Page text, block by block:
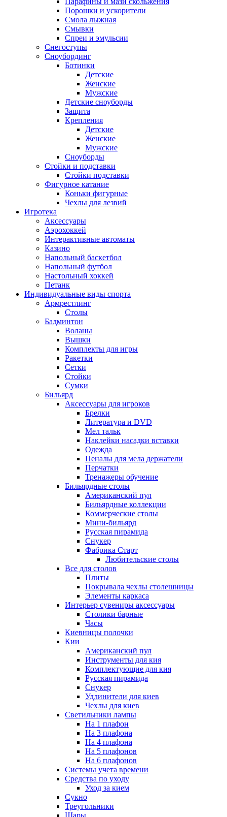
Порошки и ускорители
Смола лыжная
Смывки
Спреи и эмульсии
Снегоступы
Сноубординг
Ботинки
Детские
Женские
Мужские
Детские сноуборды
Защита
Крепления
Детские
Женские
Мужские
Сноуборды
Стойки и подставки
Cтойки подставки
Фигурное катание
Коньки фигурные
Чехлы для лезвий
Игротека
Аксессуары
Аэрохоккей
Интерактивные автоматы
Казино
Напольный баскетбол
Напольный футбол
Настольный хоккей
Петанк
Индивидуальные виды спорта
Армрестлинг
Столы
Бадминтон
Воланы
Вышки
Комплекты для игры
Ракетки
Сетки
Стойки
Сумки
Бильярд
Аксессуары для игроков
Брелки
Литература и DVD
Мел тальк
Наклейки насадки вставки
Одежда
Пеналы для мела держатели
Перчатки
Тренажеры обучение
Бильярдные столы
Американский пул
Бильярдные коллекции
Коммерческие столы
Мини-бильярд
Русская пирамида
Снукер
Фабрика Старт
Любительские столы
Все для столов
Плиты
Покрывала чехлы столешницы
Элементы каркаса
Интерьер сувениры аксессуары
Столики барные
Часы
Киевницы полочки
Кии
Американский пул
Инструменты для кия
Комплектующие для кия
Русская пирамида
Снукер
Удлинители для киев
Чехлы для киев
Светильники лампы
На 1 плафон
На 3 плафона
На 4 плафона
На 5 плафонов
На 6 плафонов
Системы учета времени
Средства по уходу
Уход за кием
Сукно
Треугольники
Шары